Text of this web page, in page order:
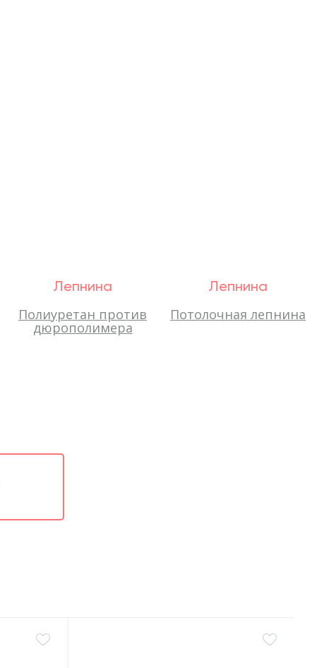
Лепнина
Полиуретан против
дюрополимера
Лепнина
Потолочная лепнина